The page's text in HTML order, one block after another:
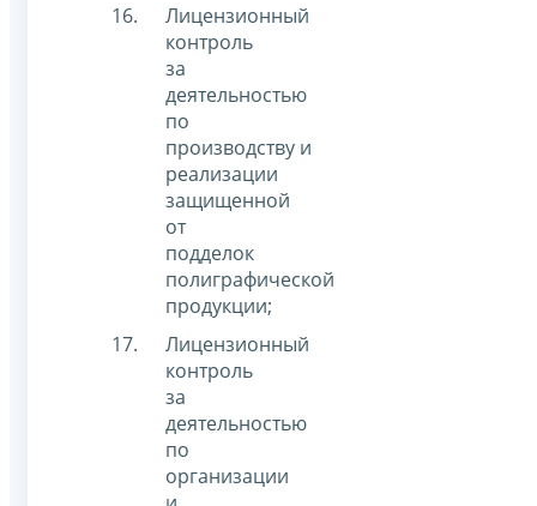
Лицензионный
контроль
за
деятельностью
по
производству и
реализации
защищенной
от
подделок
полиграфической
продукции;
Лицензионный
контроль
за
деятельностью
по
организации